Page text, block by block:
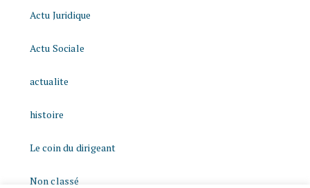
Actu Juridique
Actu Sociale
actualite
histoire
Le coin du dirigeant
Non classé